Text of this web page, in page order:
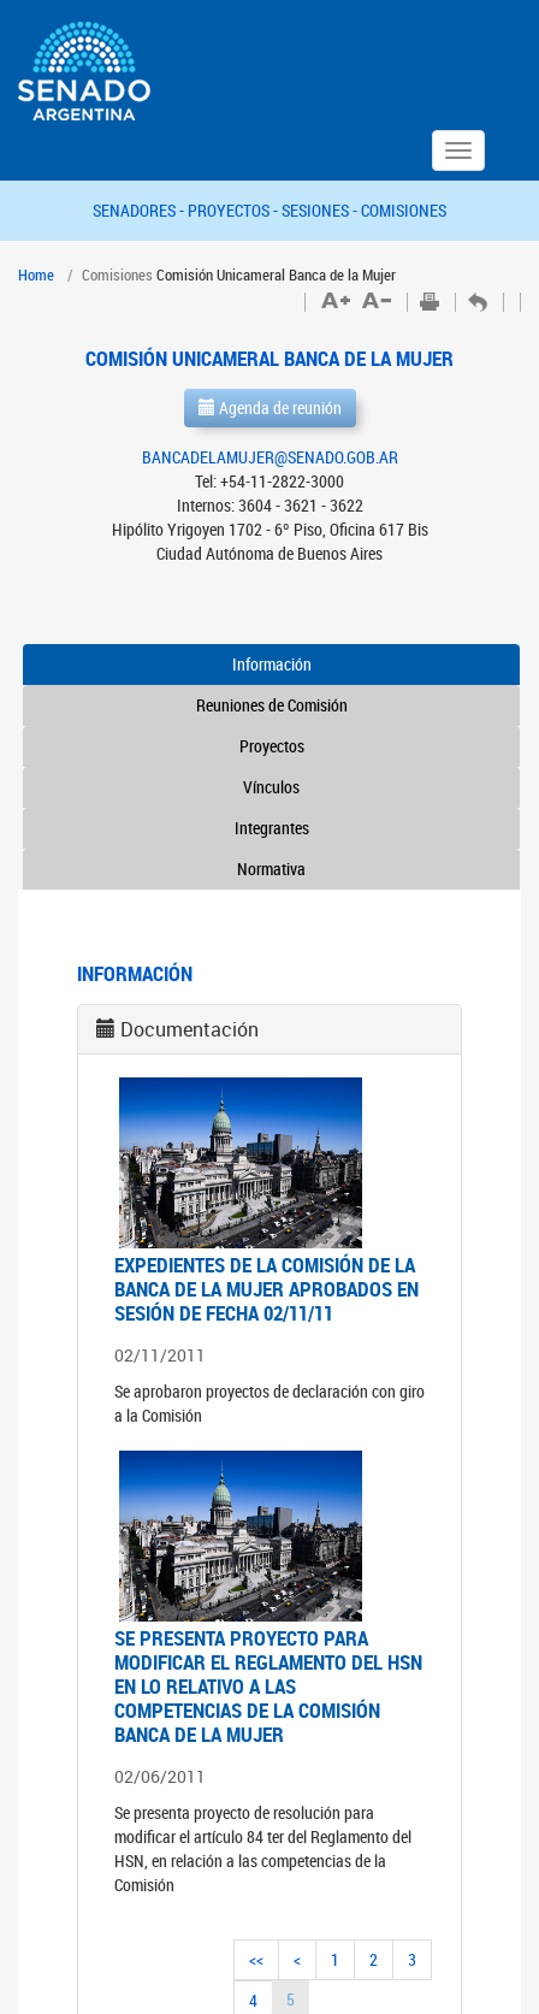
Toggle
navigation
SENADORES - PROYECTOS -SESIONES -COMISIONES
Home Comisiones Comisión Unicameral Banca de la Mujer
COMISIÓN UNICAMERAL BANCA DE LA MUJER
Agenda de reunión
BANCADELAMUJER@SENADO.GOB.AR
Tel: +54-11-2822-3000
Internos: 3604 - 3621 - 3622
Hipólito Yrigoyen 1702 - 6º Piso, Oficina 617 Bis
Ciudad Autónoma de Buenos Aires
Información
Reuniones de Comisión
Proyectos
Vínculos
Integrantes
Normativa
INFORMACIÓN
Documentación
EXPEDIENTES DE LA COMISIÓN DE LA
BANCA DE LA MUJER APROBADOS EN
SESIÓN DE FECHA 02/11/11
02/11/2011
Se aprobaron proyectos de declaración con giro
a la Comisión
SE PRESENTA PROYECTO PARA
MODIFICAR EL REGLAMENTO DEL HSN
EN LO RELATIVO A LAS
COMPETENCIAS DE LA COMISIÓN
BANCA DE LA MUJER
02/06/2011
Se presenta proyecto de resolución para
modificar el artículo 84 ter del Reglamento del
HSN, en relación a las competencias de la
Comisión
<< < 1 2
3
4
5